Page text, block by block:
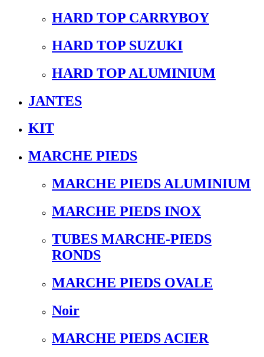
HARD TOP CARRYBOY
HARD TOP SUZUKI
HARD TOP ALUMINIUM
JANTES
KIT
MARCHE PIEDS
MARCHE PIEDS ALUMINIUM
MARCHE PIEDS INOX
TUBES MARCHE-PIEDS
RONDS
MARCHE PIEDS OVALE
Noir
MARCHE PIEDS ACIER